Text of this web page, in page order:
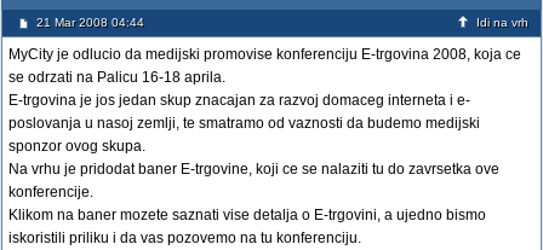
21 Mar 2008 04:44 Idi na vrh
MyCity je odlucio da medijski promovise konferenciju E-trgovina 2008, koja ce
se odrzati na Palicu 16-18 aprila.
E-trgovina je jos jedan skup znacajan za razvoj domaceg interneta i e-
poslovanja u nasoj zemlji, te smatramo od vaznosti da budemo medijski
sponzor ovog skupa.
Na vrhu je pridodat baner E-trgovine, koji ce se nalaziti tu do zavrsetka ove
konferencije.
Klikom na baner mozete saznati vise detalja o E-trgovini, a ujedno bismo
iskoristili priliku i da vas pozovemo na tu konferenciju.